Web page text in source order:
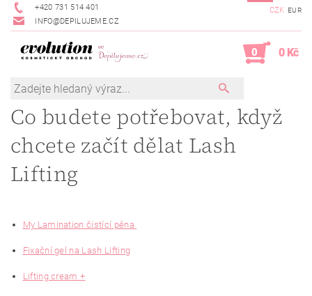
+420 731 514 401
INFO@DEPILUJEME.CZ
CZK EUR
0 0 Kč
Co budete potřebovat, když
chcete začít dělat Lash
Lifting
My Lamination čistící pěna
Fixační gel na Lash Lifting
Lifting cream +